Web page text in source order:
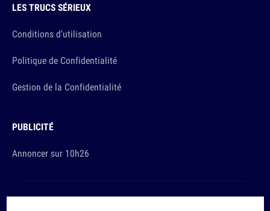
LES TRUCS SÉRIEUX
Conditions d'utilisation
Politique de Confidentialité
Gestion de la Confidentialité
PUBLICITÉ
Annoncer sur 10h26